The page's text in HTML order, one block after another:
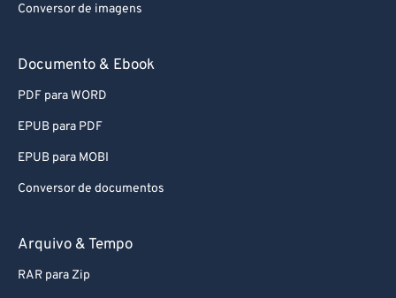
Conversor de imagens
Documento & Ebook
PDF para WORD
EPUB para PDF
EPUB para MOBI
Conversor de documentos
Arquivo & Tempo
RAR para Zip